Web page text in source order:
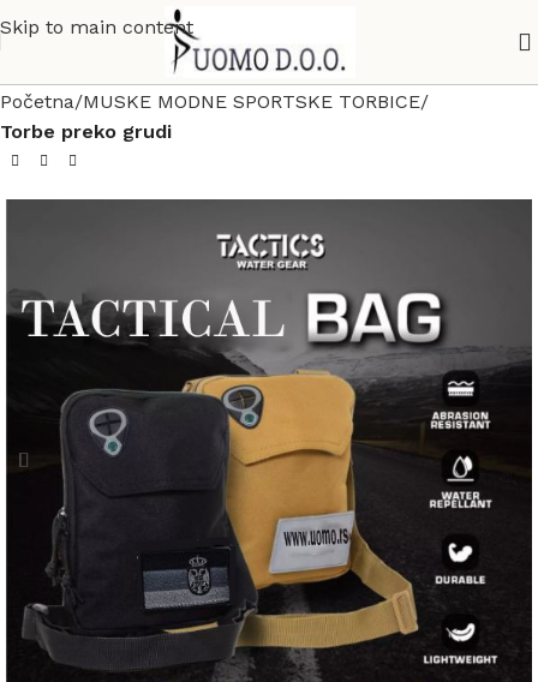
Skip to main content
Početna MUSKE MODNE SPORTSKE TORBICE
Torbe preko grudi